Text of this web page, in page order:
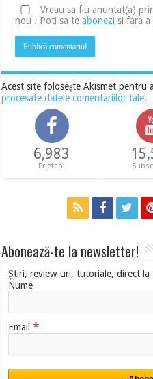
Vreau sa fiu anuntat(a)
nou . Poti sa teabonezi si fara a
Acest site folosește Akismet pentru
procesate datele comentariilor tale.
6,983
Prieteni
Abonează-te la newsletter!
Știri, review-uri, tutoriale, direct
Nume
Email*